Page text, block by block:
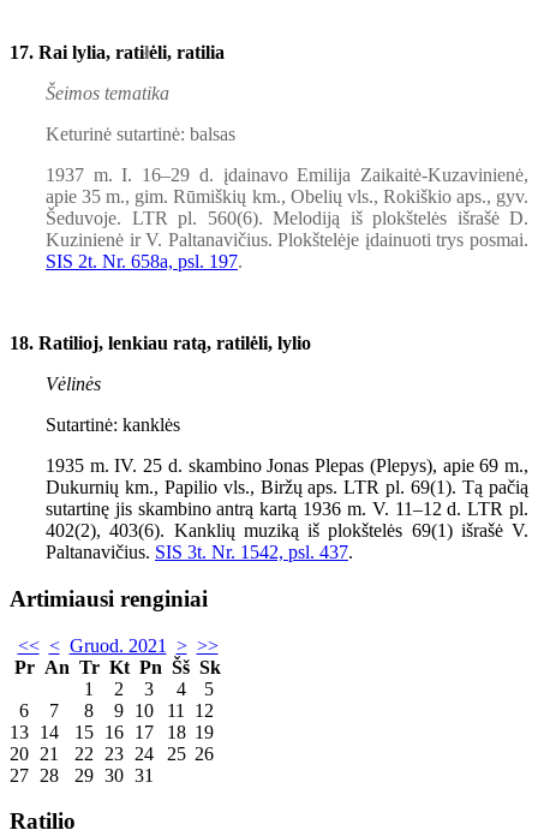
17. Rai lylia, ratiłėli, ratilia
Šeimos tematika
Keturinė sutartinė: balsas
1937 m. I. 16–29 d. įdainavo Emilija Zaikaitė-Kuzavinienė,
apie 35 m., gim. Rūmiškių km., Obelių vls., Rokiškio aps., gyv.
Šeduvoje. LTR pl. 560(6). Melodiją iš plokštelės išrašė D.
Kuzinienė ir V. Paltanavičius. Plokštelėje įdainuoti trys posmai.
SIS 2t. Nr. 658a, psl. 197.
18. Ratilioj, lenkiau ratą, ratilėli, lylio
Vėlinės
Sutartinė: kanklės
1935 m. IV. 25 d. skambino Jonas Plepas (Plepys), apie69 m.,
Dukurnių km., Papilio vls., Biržų aps. LTR pl. 69(1). Tą pačią
sutartinę jis skambino antrą kartą 1936 m. V. 11–12 d. LTR pl.
402(2), 403(6). Kanklių muziką iš plokštelės 69(1) išrašė V.
Paltanavičius. SIS 3t. Nr. 1542, psl. 437.
Artimiausi renginiai
<< < Gruod. 2021 > >>
Pr An Tr Kt Pn Šš Sk
1
2 3 4
5
6
7 8 9 10 11
12
13 14 15 16 17 18 19
20 21 22 23 24 25 26
27 28 29 30 31
Ratilio